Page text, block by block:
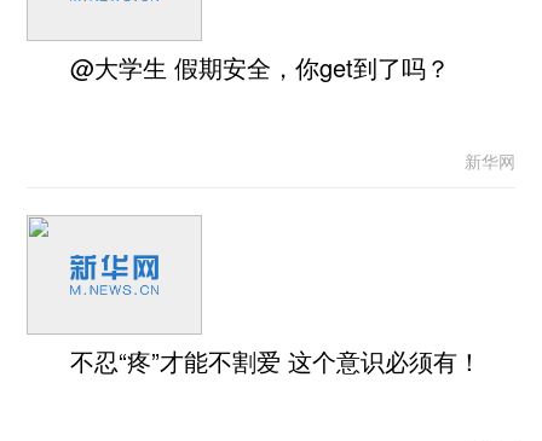
@大学生 假期安全，你get到了吗？
新华网
不忍“疼”才能不割爱 这个意识必须有！